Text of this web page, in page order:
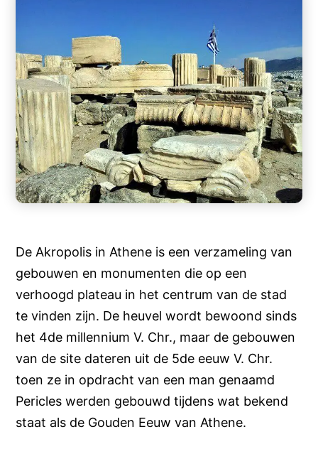
De Akropolis in Athene is een verzameling van
gebouwen en monumenten die op een
verhoogd plateau in het centrum van de stad
te vinden zijn. De heuvel wordt bewoond sinds
het 4de millennium V. Chr., maar de gebouwen
van de site dateren uit de 5de eeuw V. Chr.
toen ze in opdracht van een man genaamd
Pericles werden gebouwd tijdens wat bekend
staat als de Gouden Eeuw van Athene.